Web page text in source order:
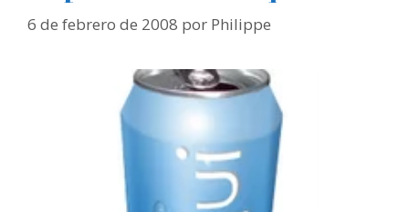
6 de febrero de 2008 por Philippe